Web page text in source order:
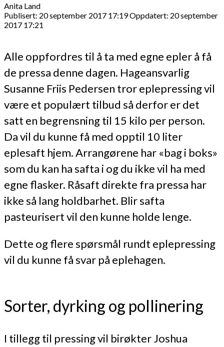
Anita Land
Publisert: 20 september 2017 17:19Oppdatert: 20 september
2017 17:21
Alle oppfordres til å ta med egne epler å få
de pressa denne dagen. Hageansvarlig
Susanne Friis Pedersen tror eplepressing vil
være et populært tilbud så derfor er det
satt en begrensning til 15 kilo per person.
Da vil du kunne få med opptil 10 liter
eplesaft hjem. Arrangørene har «bag i boks»
som du kan ha safta i og du ikke vil ha med
egne flasker. Råsaft direkte fra pressa har
ikke så lang holdbarhet. Blir safta
pasteurisert vil den kunne holde lenge.
Dette og flere spørsmål rundt eplepressing
vil du kunne få svar på eplehagen.
Sorter, dyrking og pollinering
I tillegg til pressing vil birøkter Joshua